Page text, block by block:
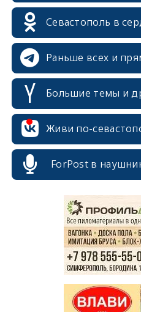
Севастополь в
Раньше всех и
Большие темы и
Живи по-
ForPost в